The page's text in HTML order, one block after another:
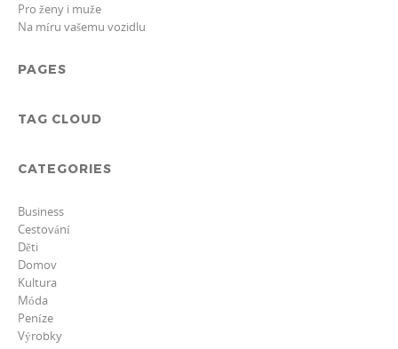
Pro ženy i muže
Na míru vašemu vozidlu
PAGES
TAG CLOUD
CATEGORIES
Business
Cestování
Děti
Domov
Kultura
Móda
Peníze
Výrobky